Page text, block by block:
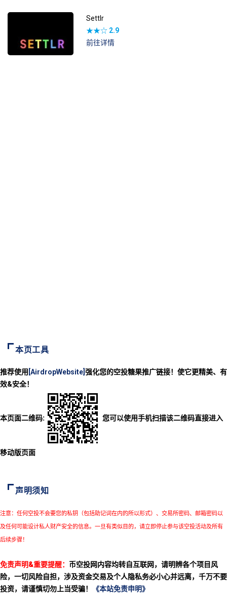
Settlr
★★☆ 2.9
前往详情
本页工具
推荐使用 [AirdropWebsite] 强化您的空投糖果推广链接！使它更精美、有
效&安全！
本页面二维码: 您可以使用手机扫描该二维码直接进入
移动版页面
声明须知
注意：任何空投不会要您的私钥（包括助记词在内的所以形式）、交易所密码、邮箱密码以
及任何可能设计私人财产安全的信息。一旦有类似目的，请立即停止参与该空投活动及所有
后续步骤！
免责声明&重要提醒： 币空投网内容均转自互联网，请明辨各个项目风
险，一切风险自担，涉及资金交易及个人隐私务必小心并远离，千万不要
投资，请谨慎切勿上当受骗！
《本站免责申明》